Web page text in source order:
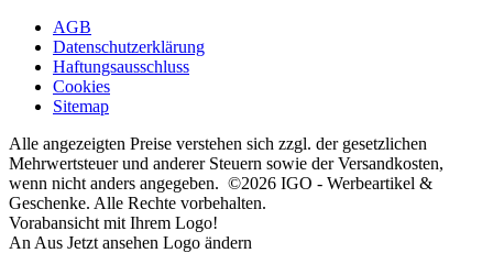
AGB
Datenschutzerklärung
Haftungsausschluss
Cookies
Sitemap
Alle angezeigten Preise verstehen sich zzgl. der gesetzlichen
Mehrwertsteuer und anderer Steuern sowie der Versandkosten,
wenn nicht anders angegeben. ©2026 IGO - Werbeartikel &
Geschenke. Alle Rechte vorbehalten.
Vorabansicht mit Ihrem Logo!
An Aus Jetzt ansehen Logo ändern